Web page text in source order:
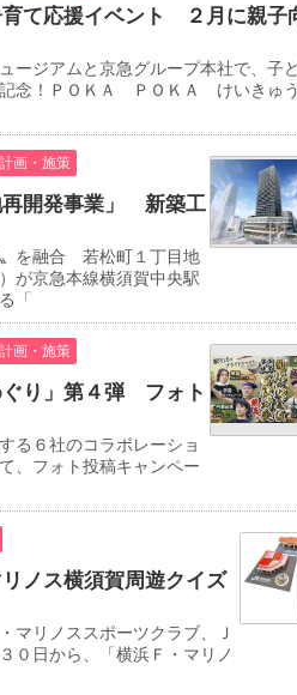
て応援イベント ２月に親子
ージアムと京急グループ本社で、子
念！ＰＯＫＡ ＰＯＫＡ けいきゅ
画・施策
再開発事業」 新築工
を融合 若松町１丁目地
が京急本線横須賀中央駅
「
画・施策
り」第４弾 フォト
る６社のコラボレーショ
、フォト投稿キャンペー
ノス横須賀周遊クイズ
マリノススポーツクラブ、Ｊ
０日から、「横浜Ｆ・マリノ